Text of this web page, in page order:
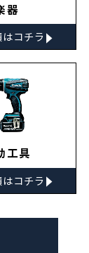
器
コチラ ▸
工具
コチラ ▸